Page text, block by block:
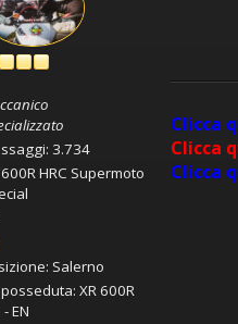
3.734
600R HRC Supermoto
Salerno
posseduta: XR 600R
- EN
Clicca
Clicca
Clicca